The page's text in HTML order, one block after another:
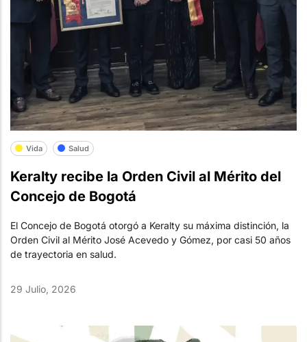
Vida Salud
Keralty recibe la Orden Civil al Mérito del
Concejo de Bogotá
El Concejo de Bogotá otorgó a Keralty su máxima distinción, la
Orden Civil al Mérito José Acevedo y Gómez, por casi 50 años
de trayectoria en salud.
29 Julio, 2026